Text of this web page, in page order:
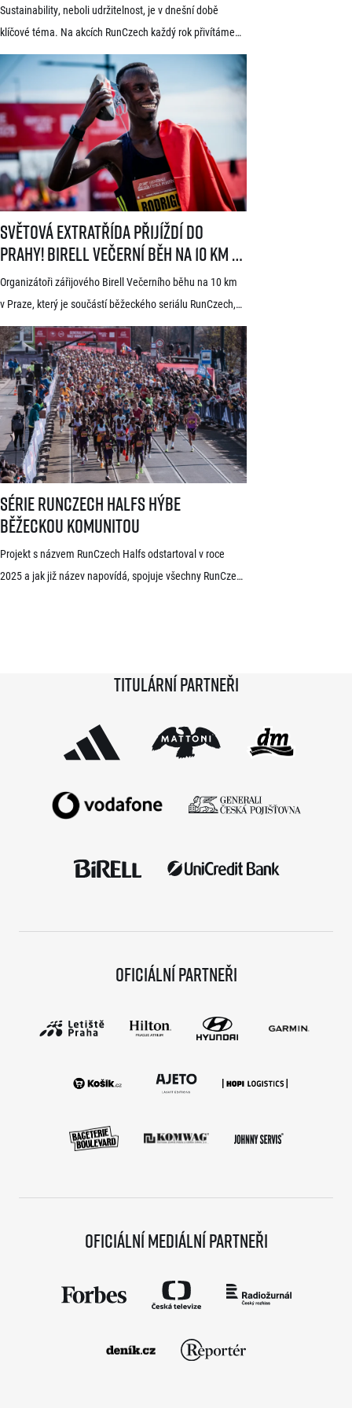
Sustainability, neboli udržitelnost, je v dnešní době
klíčové téma. Na akcích RunCzech každý rok přivítáme
statisíce osob, které motivujeme k pohybu a zdravému
životnímu stylu. S každou masovou akcí se však pojí také
odpovědnost vůči životnímu prostředí a pro nás
v RunCzech jde samozřejmě o důležitou součást při
pořádání našich závodů. Společnost RunCzech se
dlouhodobě snaží vylepšovat svá opatření související
s udržitelností při […]
Světová extratřída přijíždí do
Prahy! Birell Večerní běh na 10 km v
Praze oznámil první jména elitních
běžců
Organizátoři zářijového Birell Večerního běhu na 10 km
v Praze, který je součástí běžeckého seriálu RunCzech,
dnes zveřejnili první jména elitních závodníků pro letošní
ročník. V čele startovního pole se představí přední
světoví vytrvalci z Afriky a Jižní Ameriky, z nichž někteří
již mají s pražskými závody předchozí zkušenosti. V
mužské kategorii potvrdil start rodák z Burundi
dlouhodobě žijící ve Španělsku Rodrigue Kwizera. […]
Světová extratřída přijíždí do Prahy! Birell Večerní běh na 10 km v
Série RunCzech Halfs hýbe
běžeckou komunitou
Projekt s názvem RunCzech Halfs odstartoval v roce
2025 a jak již název napovídá, spojuje všechny RunCzech
sezónu a od startu tak uběhlo teprve 18 měsíců,
Série RunCzech Halfs hýbe běžeckou komunitou
Titulární partneři
Oficiální partneři
Oficiální mediální partneři